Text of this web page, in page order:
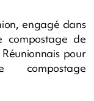
engagé dans
compostage de
pour